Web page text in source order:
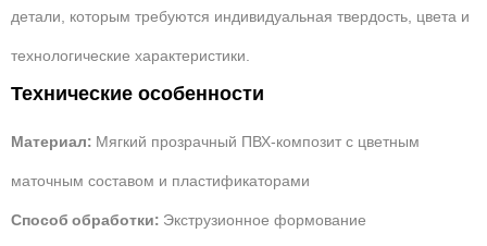
детали, которым требуются индивидуальная твердость, цвета и
технологические характеристики.
Технические особенности
Материал: Мягкий прозрачный ПВХ-композит с цветным
маточным составом и пластификаторами
Способ обработки: Экструзионное формование